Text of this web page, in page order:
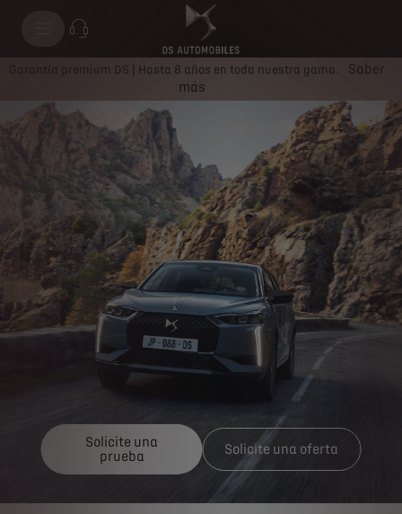
Garantía premium DS | Hasta 8 años en toda nuestra gama.
Saber
más
Solicite una
prueba
Solicite una oferta
DS 3 DS PERFORMANCE Line